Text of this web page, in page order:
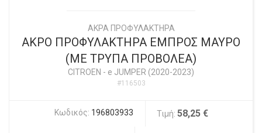
ΑΚΡΑ ΠΡΟΦΥΛΑΚΤΗΡΑ
ΑΚΡΟ ΠΡΟΦΥΛΑΚΤΗΡΑ ΕΜΠΡΟΣ ΜΑΥΡΟ
(ΜΕ ΤΡΥΠΑ ΠΡΟΒΟΛΕΑ)
CITROEN - e JUMPER (2020-2023)
#116503
Κωδικός: 196803933 Τιμή: 58,25 €